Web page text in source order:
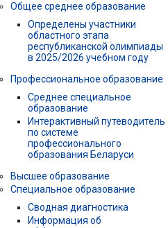
Общее среднее образование
Определены участники
областного этапа
республиканской олимпиады
в 2025/2026 учебном году
Профессиональное образование
Среднее специальное
образование
Интерактивный путеводитель
по системе
профессионального
образования Беларуси
Высшее образование
Специальное образование
Сводная диагностика
Информация об